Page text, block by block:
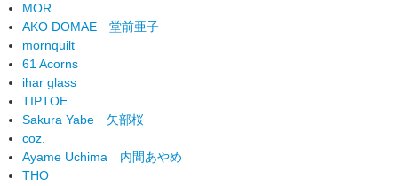
MOR
AKO DOMAE 堂前亜子
mornquilt
61 Acorns
ihar glass
TIPTOE
Sakura Yabe 矢部桜
coz.
Ayame Uchima 内間あやめ
THO